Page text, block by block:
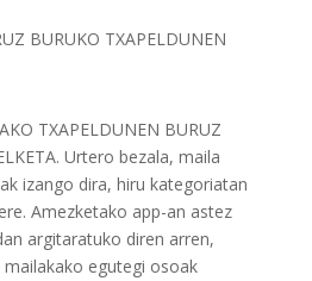
TXAPELDUNEN BURUZ
Urtero bezala, maila
izango dira, hiru kategoriatan
Amezketako app-an astez
argitaratuko diren arren,
egutegi osoak